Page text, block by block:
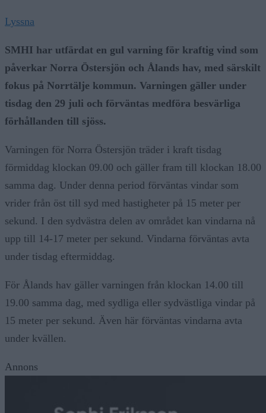
Lyssna
SMHI har utfärdat en gul varning för kraftig vind som
påverkar Norra Östersjön och Ålands hav, med särskilt
fokus på Norrtälje kommun. Varningen gäller under
tisdag den 29 juli och förväntas medföra besvärliga
förhållanden till sjöss.
Varningen för Norra Östersjön träder i kraft tisdag
förmiddag klockan 09.00 och gäller fram till klockan 18.00
samma dag. Under denna period förväntas vindar som
vrider från öst till syd med hastigheter på 15 meter per
sekund. I den sydvästra delen av området kan vindarna nå
upp till 14-17 meter per sekund. Vindarna förväntas avta
under tisdag eftermiddag.
För Ålands hav gäller varningen från klockan 14.00 till
19.00 samma dag, med sydliga eller sydvästliga vindar på
15 meter per sekund. Även här förväntas vindarna avta
under kvällen.
Annons